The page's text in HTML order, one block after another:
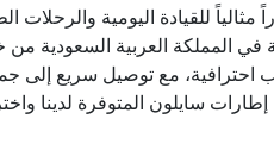
للقيادة اليومية والرحلات
في المملكة العربية
احترافية، مع توصيل سريع
إطارات سايلون المتوفرة لدينا